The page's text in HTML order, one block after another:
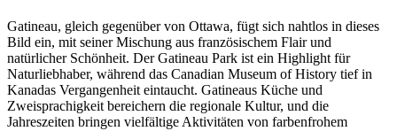
Gatineau, gleich gegenüber von Ottawa, fügt sich nahtlos in dieses
Bild ein, mit seiner Mischung aus französischem Flair und
natürlicher Schönheit. Der Gatineau Park ist ein Highlight für
Naturliebhaber, während das Canadian Museum of History tief in
Kanadas Vergangenheit eintaucht. Gatineaus Küche und
Zweisprachigkeit bereichern die regionale Kultur, und die
Jahreszeiten bringen vielfältige Aktivitäten von farbenfrohem